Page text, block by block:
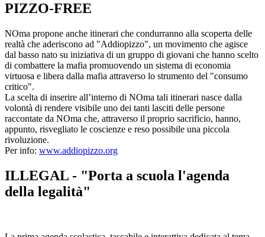
PIZZO-FREE
NOma propone anche itinerari che condurranno alla scoperta delle
realtà che aderiscono ad "Addiopizzo", un movimento che agisce
dal basso nato su iniziativa di un gruppo di giovani che hanno scelto
di combattere la mafia promuovendo un sistema di economia
virtuosa e libera dalla mafia attraverso lo strumento del "consumo
critico".
La scelta di inserire all’interno di NOma tali itinerari nasce dalla
volontà di rendere visibile uno dei tanti lasciti delle persone
raccontate da NOma che, attraverso il proprio sacrificio, hanno,
appunto, risvegliato le coscienze e reso possibile una piccola
rivoluzione.
Per info: www.addiopizzo.org
ILLEGAL - "Porta a scuola l'agenda
della legalità"